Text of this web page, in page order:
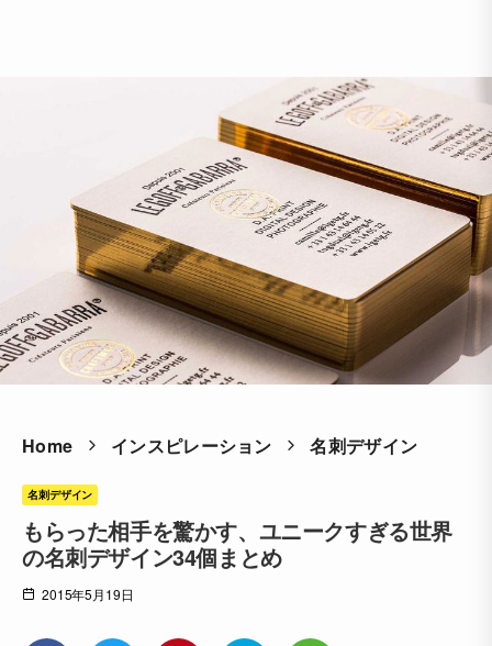
Home インスピレーション 名刺デザイン
名刺デザイン
もらった相手を驚かす、ユニークすぎる世界
の名刺デザイン34個まとめ
2015年5月19日